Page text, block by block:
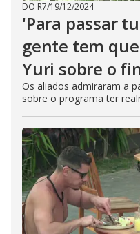
DO R7/19/12/2024
'Para passar
gente tem
Yuri sobre o
Os aliados admiraram a
sobre o programa ter